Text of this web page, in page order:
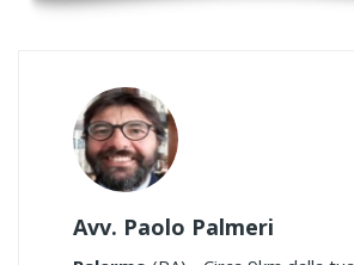
Avv. Paolo Palmeri